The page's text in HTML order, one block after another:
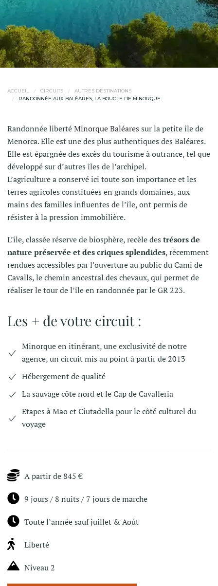
ACCUEIL CIRCUITS
AUTRES DESTINATIONS
RANDONNÉE AUX BALÉARES, LA BOUCLE DE MINORQUE
Randonnée libertéMinorque Baléares sur la petite île de
Menorca. Elle est une des plus authentiques des Baléares.
Elle est épargnée des excès du tourisme à outrance, tel que
développé sur d’autres îles de l’archipel.
L’agriculture a conservé ici toute son importance et les
terres agricoles constituées en grands domaines, aux
mains des familles influentes de l’île, ont permis de
résister à la pression immobilière.
L’île, classée réserve de biosphère, recèle des trésors de
nature préservée et des criques splendides, récemment
rendues accessibles par l’ouverture au public du Cami de
Cavalls, le chemin ancestral des chevaux, qui permet de
réaliser le tour de l’île en randonnée par le GR 223.
Les + de votre circuit :
Minorque en itinérant, une exclusivité de notre
agence, un circuit mis au point à partir de 2013
Hébergement de qualité
La sauvage côte nord et le Cap de Cavalleria
Etapes à Mao et Ciutadella pour le côté culturel du
voyage
A partir de 845 €
9 jours / 8 nuits / 7 jours de marche
Toute l’année sauf juillet & Août
Liberté
Niveau 2